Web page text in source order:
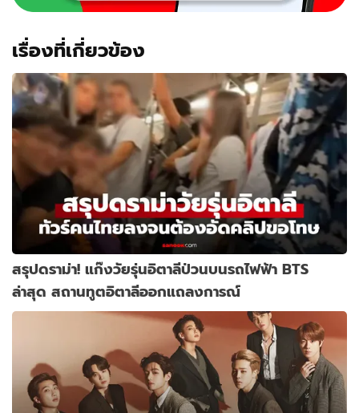
เรื่องที่เกี่ยวข้อง
สรุปดราม่า! แก๊งวัยรุ่นอิตาลีป่วนบนรถไฟฟ้า BTS
ล่าสุด สถานทูตอิตาลีออกแถลงการณ์